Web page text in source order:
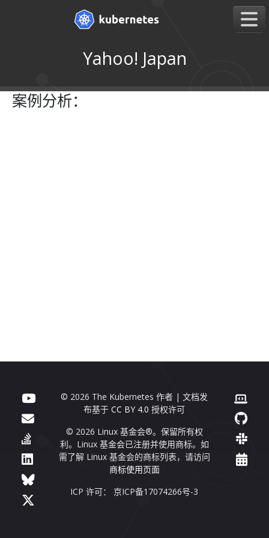
Yahoo! Japan
案例分析：
© 2026 The Kubernetes 作者 | 文档发
布基于CC BY 4.0 授权许可
© 2026 Linux 基金会®。保留所有权
利。Linux 基金会已注册并使用商标。如
需了解 Linux 基金会的商标列表，请访问
商标使用页面
ICP 许可： 京ICP备17074266号-3